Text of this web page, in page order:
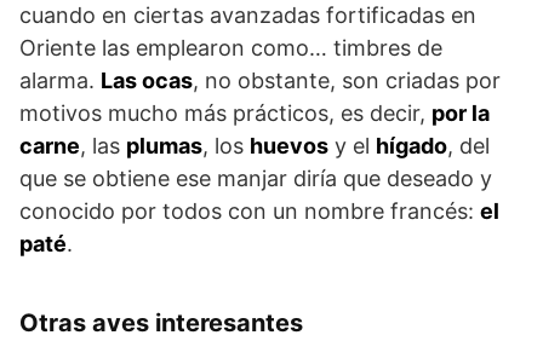
cuando en ciertas avanzadas fortificadas en
Oriente las emplearon como… timbres de
alarma. Las ocas, no obstante, son criadas por
motivos mucho más prácticos, es decir, por la
carne, las plumas, los huevos y el hígado, del
que se obtiene ese manjar diría que deseado y
conocido por todos con un nombre francés: el
paté.
Otras aves interesantes